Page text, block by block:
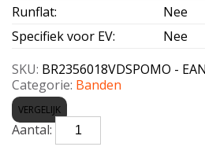
Runflat:
Nee
Specifiek voor EV:
Nee
SKU: BR2356018VDSPOMO -
Categorie: Banden
VERGELIJK
BRIDGESTONE-